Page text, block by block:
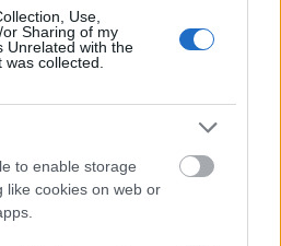
Use,
Sharing of my
Unrelated with the
collected.
to enable storage
like cookies on web or
jugador del filial en caso de
Oskarsson volverá al once
preguntas más frecuentes
SofaScore, la prestigiosa app y
web de resultados, es quien
otorgar las calificaciones por
rendimiento de los futbolistas en